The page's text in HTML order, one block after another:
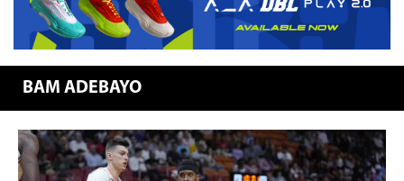
BAM ADEBAYO